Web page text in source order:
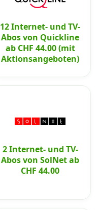
12 Internet- und TV-
Abos von Quickline
ab CHF 44.00 (mit
Aktionsangeboten)
2 Internet- und TV-
Abos von SolNet ab
CHF 44.00